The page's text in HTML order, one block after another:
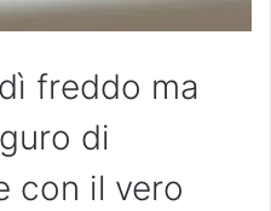
freddo ma
di
con il vero